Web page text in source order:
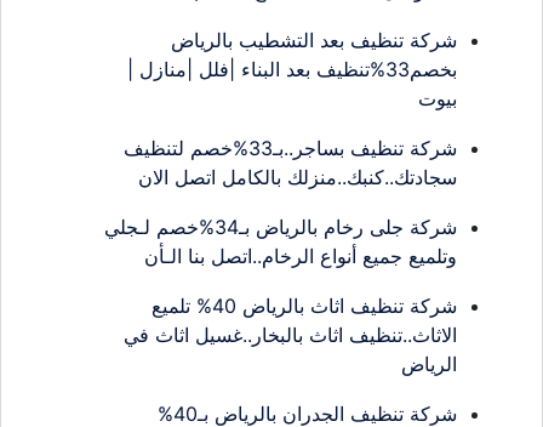
شركة تنظيف بعد التشطيب بالرياض
بخصم33%تنظيف بعد البناء |فلل |منازل |
شركة تنظيف بساجر..بـ33%خصم لتنظيف
سجادتك..كنبك..منزلك بالكامل اتصل الان
شركة جلى رخام بالرياض بـ34%خصم لـجلي
وتلميع جميع أنواع الرخام..اتصل بنا الـأن
شركة تنظيف اثاث بالرياض 40% تلميع
الاثاث..تنظيف اثاث بالبخار..غسيل اثاث في
شركة تنظيف الجدران بالرياض بـ40%